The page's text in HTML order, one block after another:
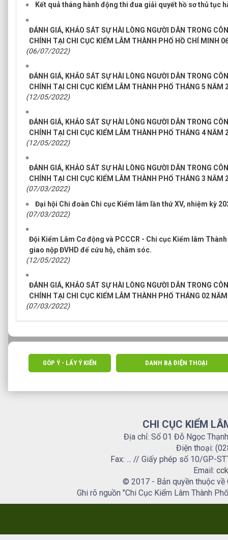
Kết quả tháng hành động thi đua giải quyết hồ sơ thủ tục
ĐÁNH GIÁ, KHẢO SÁT SỰ HÀI LÒNG NGƯỜI DÂN TRONG
CHÍNH TẠI CHI CỤC KIỂM LÂM THÀNH PHỐ HỒ CHÍ MINH
(06/07/2022)
ĐÁNH GIÁ, KHẢO SÁT SỰ HÀI LÒNG NGƯỜI DÂN TRONG
CHÍNH TẠI CHI CỤC KIỂM LÂM THÀNH PHỐ THÁNG 5 NĂM
(12/05/2022)
ĐÁNH GIÁ, KHẢO SÁT SỰ HÀI LÒNG NGƯỜI DÂN TRONG
CHÍNH TẠI CHI CỤC KIỂM LÂM THÀNH PHỐ THÁNG 4 NĂM
(12/05/2022)
ĐÁNH GIÁ, KHẢO SÁT SỰ HÀI LÒNG NGƯỜI DÂN TRONG
CHÍNH TẠI CHI CỤC KIỂM LÂM THÀNH PHỐ THÁNG 3 NĂM
(07/03/2022)
Đại hội Chi đoàn Chi cục Kiểm lâm lần thứ XV, nhiệm kỳ
(07/03/2022)
Đội Kiểm Lâm Cơ động và PCCCR - Chi cục Kiểm lâm
giao nộp ĐVHD để cứu hộ, chăm sóc.
(12/05/2022)
ĐÁNH GIÁ, KHẢO SÁT SỰ HÀI LÒNG NGƯỜI DÂN TRONG
CHÍNH TẠI CHI CỤC KIỂM LÂM THÀNH PHỐ THÁNG 02
(07/03/2022)
GÓP Ý - LẤY Ý KIẾN DANH BẠ ĐIỆN THOẠI
CHI CỤC KIỂM
Địa chỉ: Số 01 Đỗ Ngọc
Điện thoại:
Fax: ... // Giấy phép số 10/GP-
Email:
© 2017 - Bản quyền thuộc về
Ghi rõ nguồn "Chi Cục Kiểm Lâm Thành